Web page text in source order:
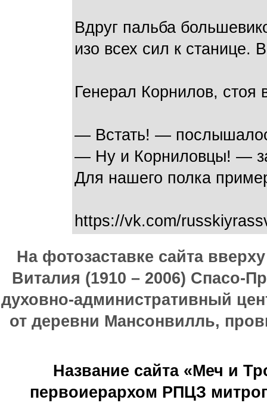
Вдруг пальба
изо всех сил к станице.
Генерал Корнилов, стоя
— Встать! —
— Ну и Корниловцы! —
Для нашего полка
https://vk.com/
На фотозаставке сайта
Виталия (1910 – 2006) Спасо-
духовно-административный
от деревни Мансонвилль,
Название сайта «Меч и
первоиерархом РПЦЗ